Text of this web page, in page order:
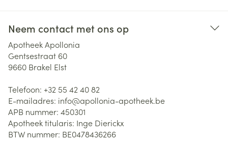
Neem contact met ons op
Apotheek Apollonia
Gentsestraat 60
9660 Brakel Elst
Telefoon: +32 55 42 40 82
E-mailadres: info@apollonia-apotheek.be
APB nummer: 450301
Apotheek titularis: Inge Dierickx
BTW nummer: BE0478436266